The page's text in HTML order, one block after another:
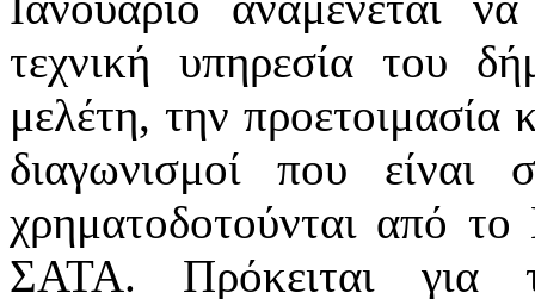
τεχνική υπηρεσία του
μελέτη, την
διαγωνισμοί που
χρηματοδοτούνται από
ΣΑΤΑ. Πρόκειται για